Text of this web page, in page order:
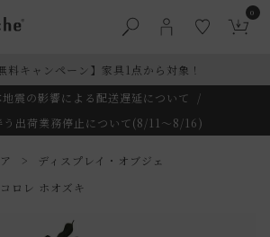
0
料キャンペーン】家具1点から対象！
震の影響による配送遅延について
/
う出荷業務停止について(8/11～8/16)
ディスプレイ・オブジェ
コロレ ホオズキ